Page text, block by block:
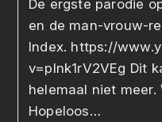
De ergste parodie
en de man-vrouw-
Index. https://
v=pInk1rV2VEg Dit
helemaal niet meer.
Hopeloos…